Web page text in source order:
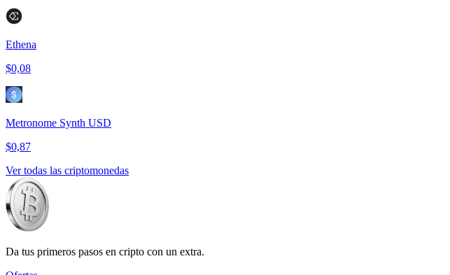
Ethena
$0,08
Metronome Synth USD
$0,87
Ver todas las criptomonedas
Da tus primeros pasos en cripto con un extra.